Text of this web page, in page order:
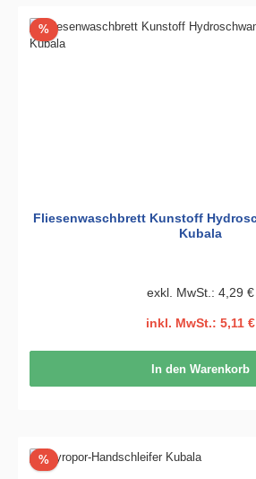
%Rabatt
Fliesenwaschbrett Kunstoff
Kubala
exkl. MwSt.: 4,29 €
inkl. MwSt.: 5,11 €
In den Warenkorb
%Rabatt